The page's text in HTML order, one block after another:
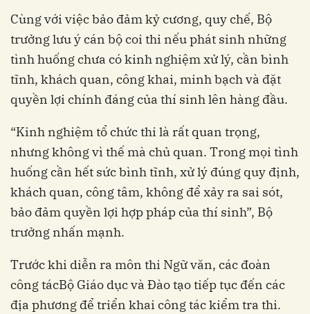
Cùng với việc bảo đảm kỷ cương, quy chế, Bộ
trưởng lưu ý cán bộ coi thi nếu phát sinh những
tình huống chưa có kinh nghiệm xử lý, cần bình
tĩnh, khách quan, công khai, minh bạch và đặt
quyền lợi chính đáng của thí sinh lên hàng đầu.
“Kinh nghiệm tổ chức thi là rất quan trọng,
nhưng không vì thế mà chủ quan. Trong mọi tình
huống cần hết sức bình tĩnh, xử lý đúng quy định,
khách quan, công tâm, không để xảy ra sai sót,
bảo đảm quyền lợi hợp pháp của thí sinh”, Bộ
trưởng nhấn mạnh.
Trước khi diễn ra môn thi Ngữ văn, các đoàn
công tácBộ Giáo dục và Đào tạo tiếp tục đến các
địa phương để triển khai công tác kiểm tra thi.